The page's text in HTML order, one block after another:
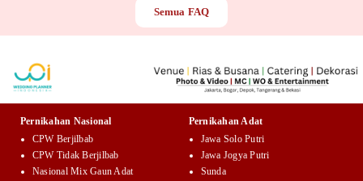
Semua FAQ
Pernikahan Nasional
CPW Berjilbab
CPW Tidak Berjilbab
Nasional Mix Gaun Adat
Pernikahan Adat
Jawa Solo Putri
Jawa Jogya Putri
Sunda